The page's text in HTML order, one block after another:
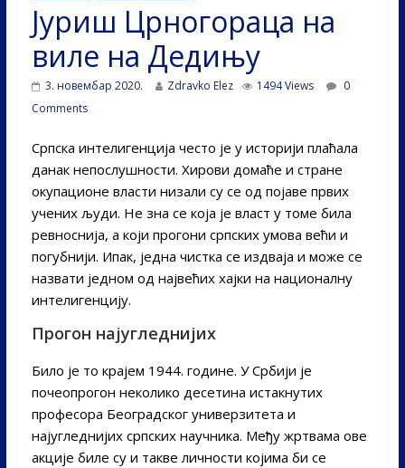
Јуриш Црногораца на
виле на Дедињу
3. новембар 2020. Zdravko Elez 1494 Views
0
Comments
Српска интелигенција често је у историји плаћала
данак непослушности. Хирови домаће и стране
окупационе власти низали су се од појаве првих
учених људи. Не зна се која је власт у томе била
ревноснија, а који прогони српских умова већи и
погубнији. Ипак, једна чистка се издваја и може се
назвати једном од највећих хајки на националну
интелигенцију.
Прогон најугледнијих
Било је то крајем 1944. године. У Србији је
почеопрогон неколико десетина истакнутих
професора Београдског универзитета и
најугледнијих српских научника. Међу жртвама ове
акције биле су и такве личности којима би се